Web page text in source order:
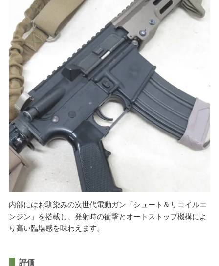
内部にはお馴染みの次世代電動ガン「シュート＆リコイルエ
ンジン」を搭載し、発射時の衝撃とオートストップ機構によ
り高い臨場感を味わえます。
評価